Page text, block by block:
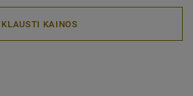
KLAUSTI KAINOS